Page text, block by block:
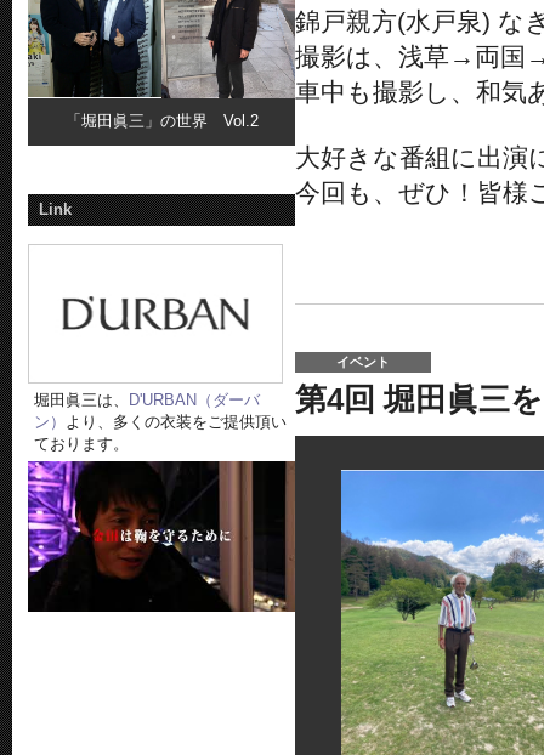
「堀田眞三」の世界 Vol.2
Link
堀田眞三は、
D'URBAN（ダーバ
ン） より、多くの衣装をご提供頂い
ております。
錦戸親方(水戸泉) な
撮影は、浅草→両国
車中も撮影し、和気
大好きな番組に出演
今回も、ぜひ！皆様
イベント
第4回 堀田眞三